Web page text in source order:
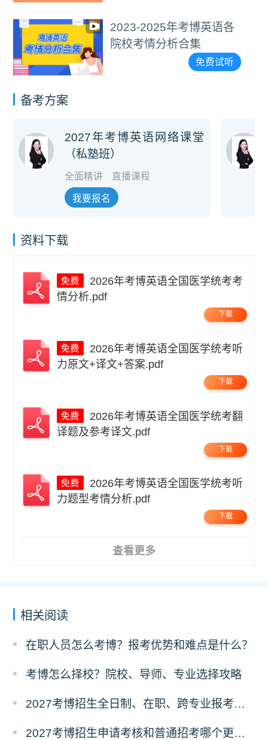
通用考博4000+词汇朗
视频教程
免费
备考方案
2027年考博英语网络课堂
（私塾班）
全面精讲 直播课程
我要报名
资料下载
情分析.pdf
下载
力原文+译文+答案.pdf
下载
译题及参考译文.pdf
下载
力题型考情分析.pdf
下载
查看更多
相关阅读
在职人员怎么考博？报考优势和难点是什么？
考博怎么择校？院校、导师、专业选择攻略
2027考博招生全日制、在职、跨专业报考要求
2027考博招生申请考核和普通招考哪个更好考？